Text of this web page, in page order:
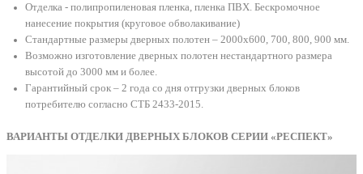
Отделка - полипропиленовая пленка, пленка ПВХ. Бескромочное
нанесение покрытия (круговое обволакивание)
Стандартные размеры дверных полотен – 2000х600, 700, 800, 900 мм.
Возможно изготовление дверных полотен нестандартного размера
высотой до 3000 мм и более.
Гарантийный срок – 2 года со дня отгрузки дверных блоков
потребителю согласно СТБ 2433-2015.
ВАРИАНТЫ ОТДЕЛКИ ДВЕРНЫХ БЛОКОВ СЕРИИ «РЕСПЕКТ»